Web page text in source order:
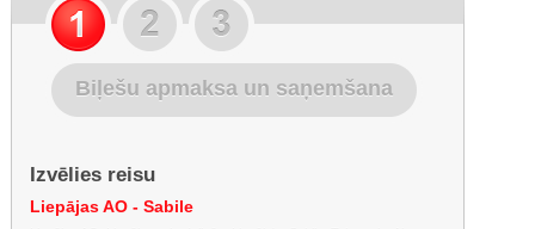
Biļešu apmaksa un saņemšana
Izvēlies reisu
Liepājas AO - Sabile